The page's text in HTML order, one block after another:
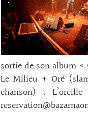
sortie de son album «
Le Milieu + Oré
chanson) ;